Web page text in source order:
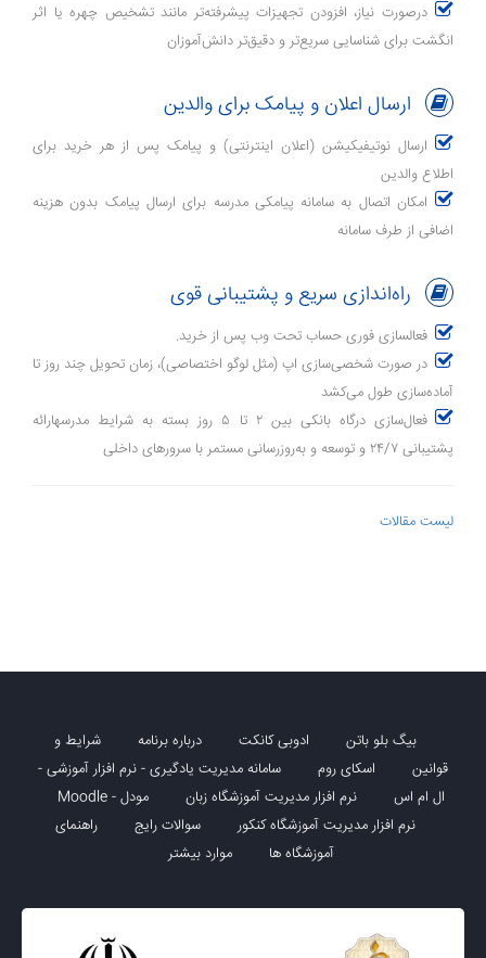
درصورت نیاز، افزودن تجهیزات پیشرفته‌تر مانند تشخیص چهره یا اثر
انگشت برای شناسایی سریع‌تر و دقیق‌تر دانش‌آموزان
ارسال اعلان و پیامک برای والدین
ارسال نوتیفیکیشن (اعلان اینترنتی) و پیامک پس از هر خرید برای
اطلاع والدین
امکان اتصال به سامانه پیامکی مدرسه برای ارسال پیامک بدون هزینه
اضافی از طرف سامانه
راه‌اندازی سریع و پشتیبانی قوی
فعالسازی فوری حساب تحت وب پس از خرید.
در صورت شخصی‌سازی اپ (مثل لوگو اختصاصی)، زمان تحویل چند روز تا
آماده‌سازی طول می‌کشد
فعال‌سازی درگاه بانکی بین ۲ تا ۵ روز بسته به شرایط مدرسهارائه
پشتیبانی ۲۴/۷ و توسعه و به‌روزرسانی مستمر با سرورهای داخلی
لیست مقالات
بیگ بلو باتن ادوبی کانکت درباره برنامه
شرایط و
قوانین
اسکای روم
سامانه مدیریت یادگیری - نرم افزار آموزشی -
ال ام اس
نرم افزار مدیریت آموزشگاه زبان
مودل - Moodle
نرم افزار مدیریت آموزشگاه کنکور
سوالات رایج
راهنمای
آموزشگاه ها
موارد بیشتر